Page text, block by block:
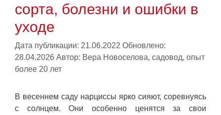
сорта, болезни и ошибки в
уходе
Дата публикации: 21.06.2022 Обновлено:
28.04.2026 Автор: Вера Новоселова, садовод, опыт
более 20 лет
В весеннем саду нарциссы ярко сияют, соревнуясь
с солнцем. Они особенно ценятся за свои